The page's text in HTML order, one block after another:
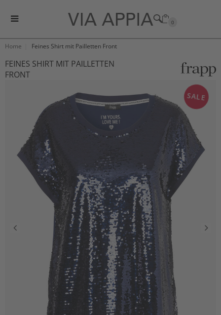
0
Home Feines Shirt mit Pailletten Front
FEINES SHIRT MIT PAILLETTEN
FRONT
SALE